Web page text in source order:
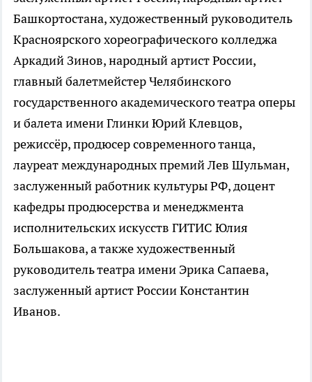
Башкортостана, художественный руководитель
Красноярского хореографического колледжа
Аркадий Зинов, народный артист России,
главный балетмейстер Челябинского
государственного академического театра оперы
и балета имени Глинки Юрий Клевцов,
режиссёр, продюсер современного танца,
лауреат международных премий Лев Шульман,
заслуженный работник культуры РФ, доцент
кафедры продюсерства и менеджмента
исполнительских искусств ГИТИС Юлия
Большакова, а также художественный
руководитель театра имени Эрика Сапаева,
заслуженный артист России Константин
Иванов.